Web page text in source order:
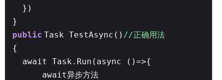
})
}
public Task TestAsync() //正确用法
{
await Task.Run(async ()=>{
await异步方法